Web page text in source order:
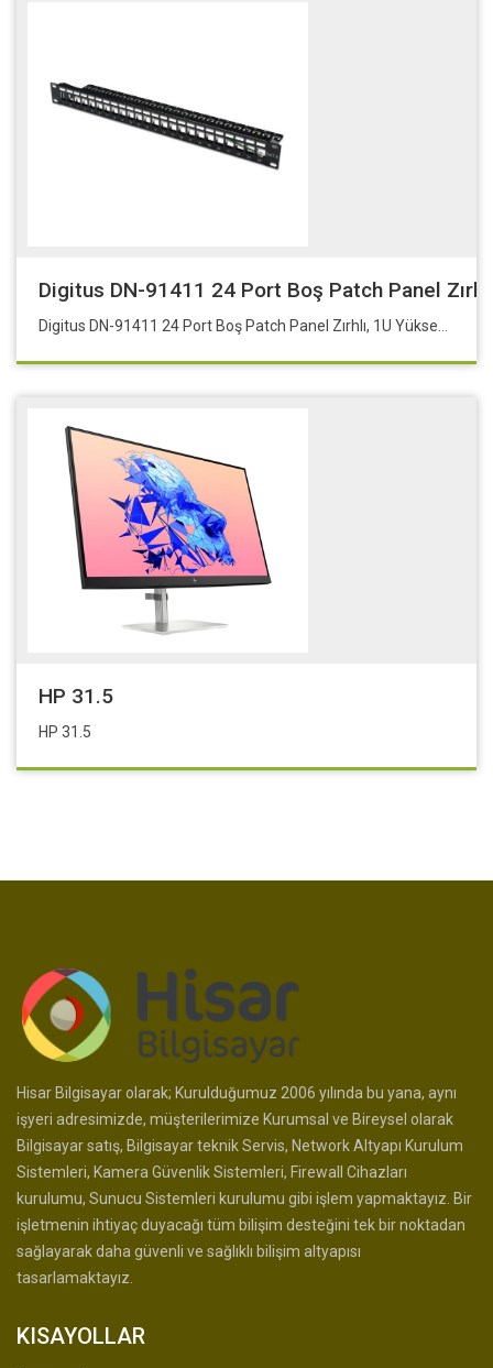
Digitus DN-91411 24 Port Boş Patch Panel
HP 31.5
HP 31.5
Hisar Bilgisayar olarak; Kurulduğumuz 2006 yılında bu yana, aynı
işyeri adresimizde, müşterilerimize Kurumsal ve Bireysel olarak
Bilgisayar satış, Bilgisayar teknik Servis, Network Altyapı Kurulum
Sistemleri, Kamera Güvenlik Sistemleri, Firewall Cihazları
kurulumu, Sunucu Sistemleri kurulumu gibi işlem yapmaktayız. Bir
işletmenin ihtiyaç duyacağı tüm bilişim desteğini tek bir noktadan
sağlayarak daha güvenli ve sağlıklı bilişim altyapısı
tasarlamaktayız.
KISAYOLLAR